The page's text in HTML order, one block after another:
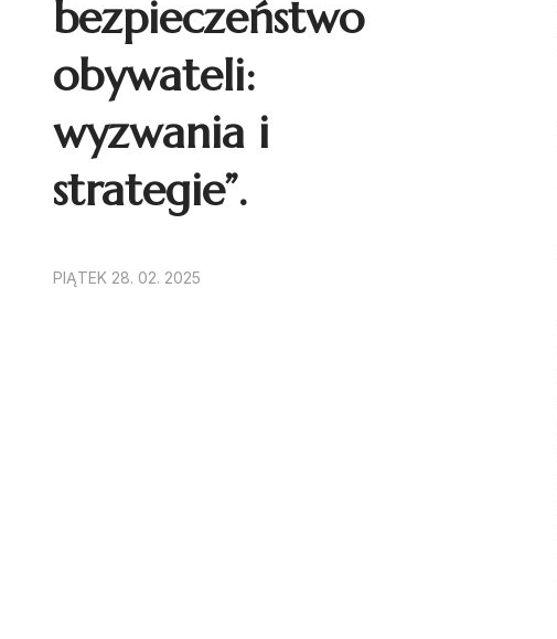
bezpieczeństwo
obywateli:
wyzwania i
strategie”.
PIĄTEK 28. 02. 2025